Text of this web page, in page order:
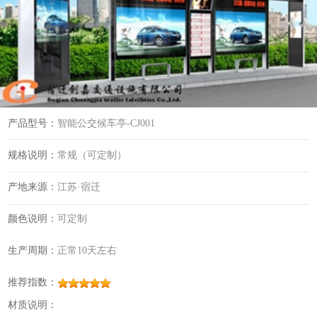
产品型号： 智能公交候车亭-CJ001
规格说明：常规（可定制）
产地来源：江苏·宿迁
颜色说明： 可定制
生产周期： 正常10天左右
推荐指数：
材质说明：